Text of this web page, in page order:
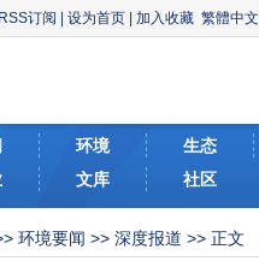
RSS订阅 设为首页 加入收藏 繁體中文
环境
生态
文库 社区
环境要闻 >> 深度报道 >> 正文